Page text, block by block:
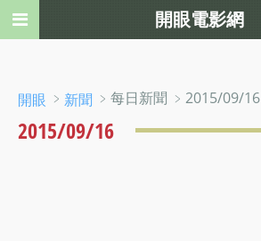
開眼 ﹥ 新聞 ﹥每日新聞 ﹥2015/09/16
2015/09/16
開眼電影網